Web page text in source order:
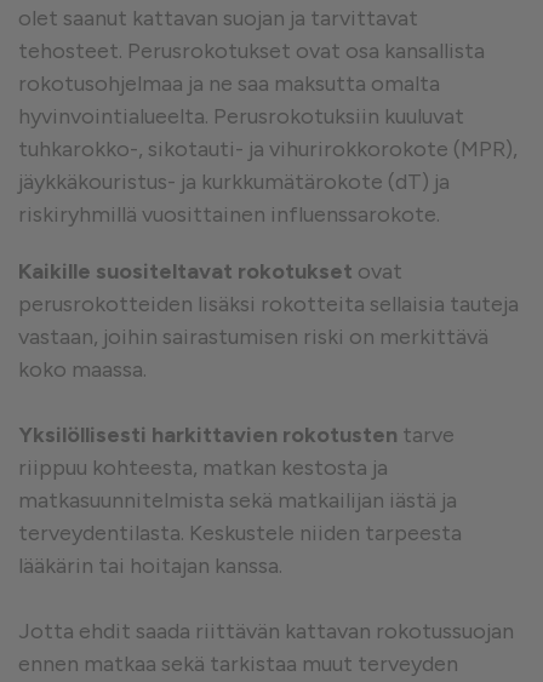
olet saanut kattavan suojan ja tarvittavat
tehosteet. Perusrokotukset ovat osa kansallista
rokotusohjelmaa ja ne saa maksutta omalta
hyvinvointialueelta. Perusrokotuksiin kuuluvat
tuhkarokko-, sikotauti- ja vihurirokkorokote (MPR),
jäykkäkouristus- ja kurkkumätärokote (dT) ja
riskiryhmillä vuosittainen influenssarokote.
Kaikille suositeltavat rokotukset ovat
perusrokotteiden lisäksi rokotteita sellaisia tauteja
vastaan, joihin sairastumisen riski on merkittävä
koko maassa.
Yksilöllisesti harkittavien rokotusten tarve
riippuu kohteesta, matkan kestosta ja
matkasuunnitelmista sekä matkailijan iästä ja
terveydentilasta. Keskustele niiden tarpeesta
lääkärin tai hoitajan kanssa.
Jotta ehdit saada riittävän kattavan rokotussuojan
ennen matkaa sekä tarkistaa muut terveyden